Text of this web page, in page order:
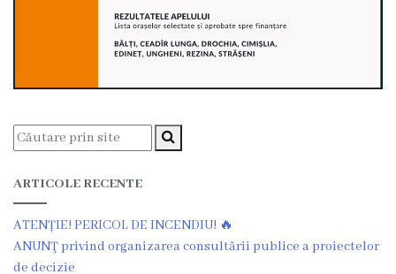
Întreprinderi
Grădinița
nr.1
,,Leagănul
copilăriei”
ARTICOLE RECENTE
ATENȚIE! PERICOL DE INCENDIU! 🔥
ANUNŢ privind organizarea consultării publice a proiectelor
de decizie